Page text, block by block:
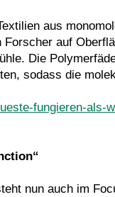
aus
auf
Die
sodass die
fungieren-als-
nun auch im